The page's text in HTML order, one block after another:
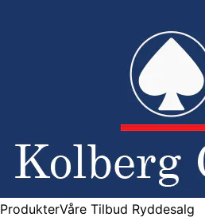
ProdukterVåre Tilbud Ryddesalg